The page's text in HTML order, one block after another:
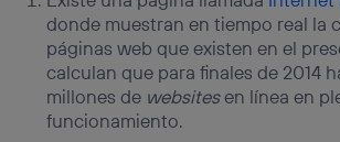
donde muestran en tiempo real la
páginas web que existen en el
calculan que para finales de 2014
millones de websitesen línea en
funcionamiento.